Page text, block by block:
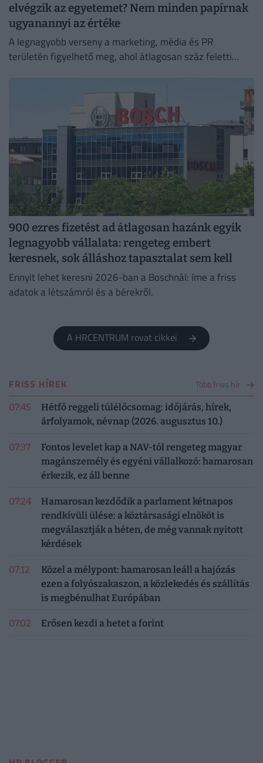
elvégzik az egyetemet? Nem minden papírnak
ugyanannyi az értéke
A legnagyobb verseny a marketing, média és PR
területén figyelhető meg, ahol átlagosan száz feletti
900 ezres fizetést ad átlagosan hazánk egyik
legnagyobb vállalata: rengeteg embert
keresnek, sok álláshoz tapasztalat sem kell
Ennyit lehet keresni 2026-ban a Boschnál: íme a friss
adatok a létszámról és a bérekről.
A HRCENTRUM rovat cikkei
FRISS HÍREK Több friss hír
07:45
Hétfő reggeli túlélőcsomag: időjárás, hírek,
árfolyamok, névnap (2026. augusztus 10.)
07:37
Fontos levelet kap a NAV-tól rengeteg magyar
magánszemély és egyéni vállalkozó: hamarosan
érkezik, ez áll benne
07:24
Hamarosan kezdődik a parlament kétnapos
rendkívüli ülése: a köztársasági elnököt is
megválasztják a héten, de még vannak nyitott
kérdések
07:12
Közel a mélypont: hamarosan leáll a hajózás
ezen a folyószakaszon, a közlekedés és szállítás
is megbénulhat Európában
07:02 Erősen kezdi a hetet a forint